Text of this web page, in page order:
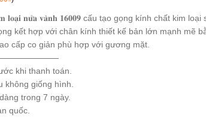
𝐥𝐨𝐚̣𝐢 𝐧𝐮̛̉𝐚 𝐯𝐚̀𝐧𝐡 𝟏𝟔𝟎𝟎𝟗 cấu tạo gọng kính chất kim loại
kết hợp với chân kính thiết kế bản lớn mạnh mẽ
cấp co giản phù hợp với gương mặt.
khi thanh toán.
không giống hình.
trong 7 ngày.
quốc.